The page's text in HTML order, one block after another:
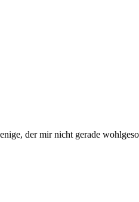
der mir nicht gerade